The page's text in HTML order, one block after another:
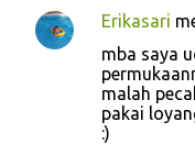
Erikasari
mba saya
malah
pakai
:)